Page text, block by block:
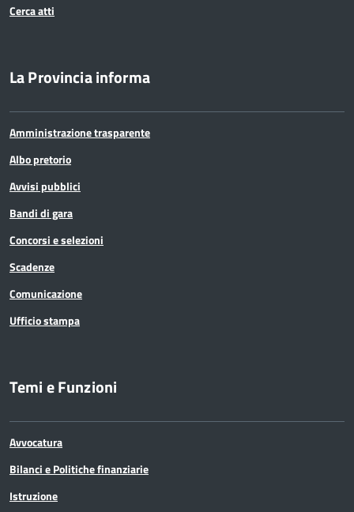
Cerca atti
La Provincia informa
Amministrazione trasparente
Albo pretorio
Avvisi pubblici
Bandi di gara
Concorsi e selezioni
Scadenze
Comunicazione
Ufficio stampa
Temi e Funzioni
Avvocatura
Bilanci e Politiche finanziarie
Istruzione